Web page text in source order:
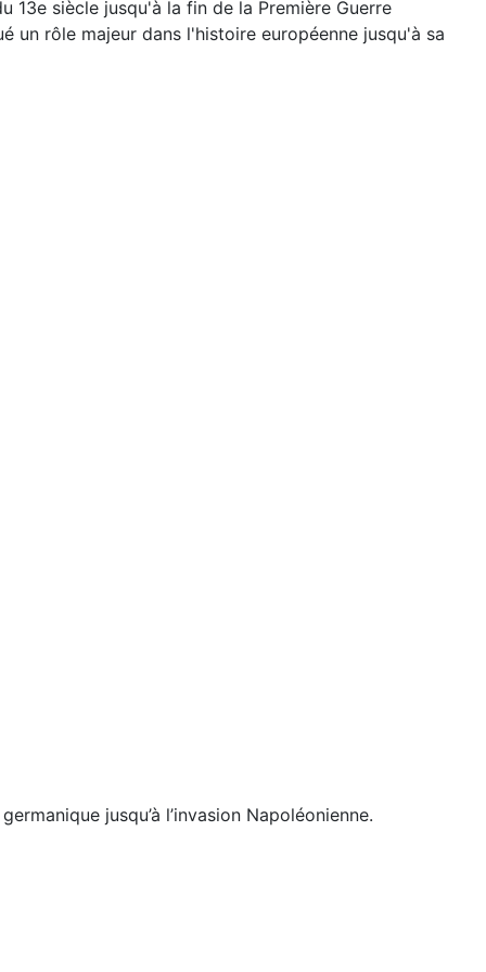
13e siècle jusqu'à la fin de la Première Guerre
un rôle majeur dans l'histoire européenne jusqu'à sa
jusqu’à l’invasion Napoléonienne.